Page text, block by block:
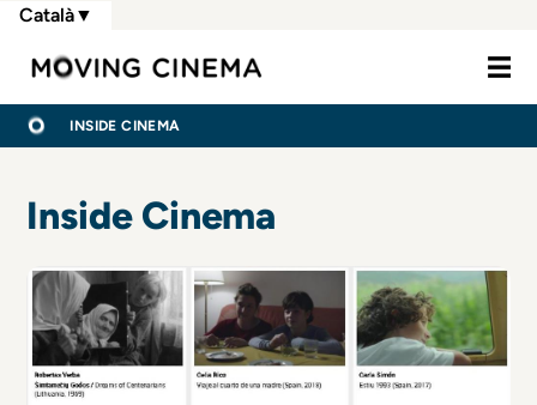
Vés
contingut
Moving
Català▼
FIL
D'ARIADNA
INSIDE CINEMA
Inside Cinema